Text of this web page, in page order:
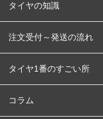
タイヤの知識
注文受付～発送の流れ
タイヤ1番のすごい所
コラム